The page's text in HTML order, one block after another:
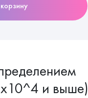
и выше)